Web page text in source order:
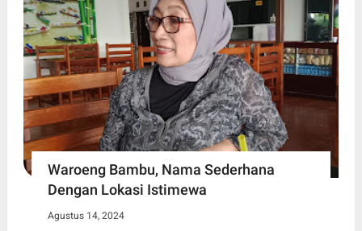
Waroeng Bambu, Nama Sederhana
Dengan Lokasi Istimewa
Agustus 14, 2024